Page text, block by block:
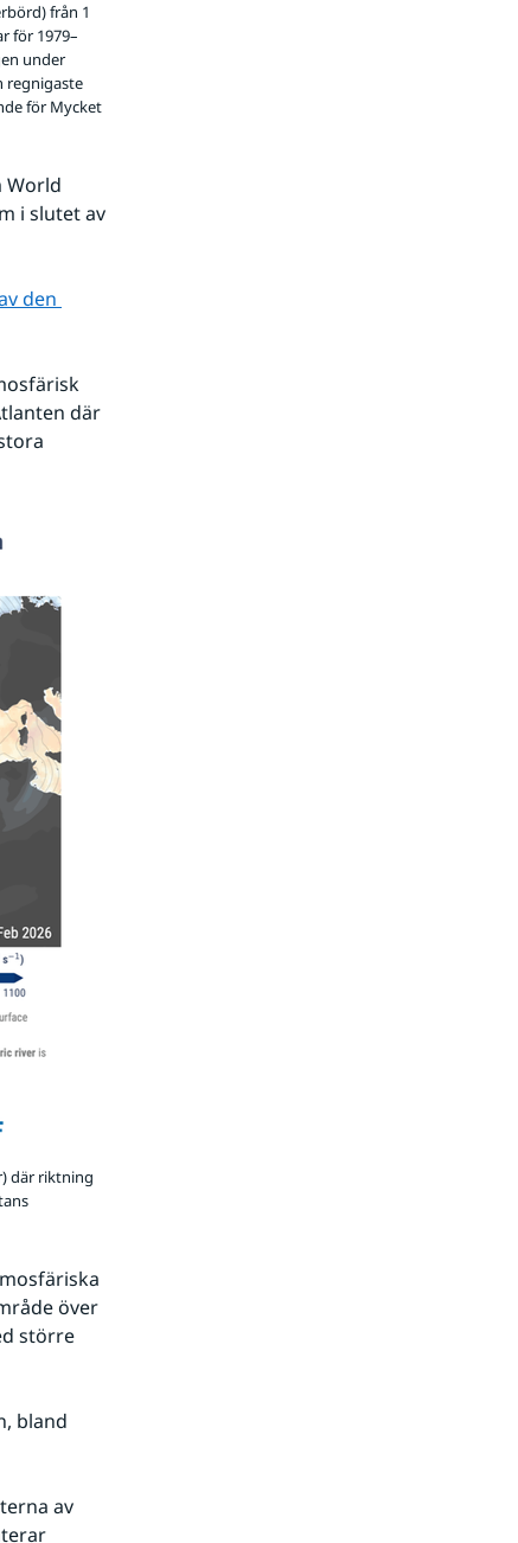
från 1
för 1979–
under
regnigaste
för Mycket
World
i slutet av
den
där
där riktning
över
större
bland
av